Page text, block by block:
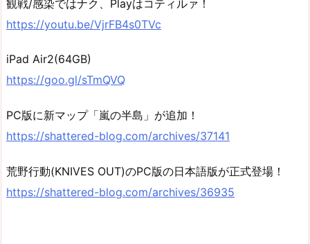
観戦/感染ではナク、Playはコティルァ！
https://youtu.be/VjrFB4s0TVc
iPad Air2(64GB)
https://goo.gl/sTmQVQ
PC版に新マップ「嵐の半島」が追加！
https://shattered-blog.com/archives/37141
荒野行動(KNIVES OUT)のPC版の日本語版が正式登場！
https://shattered-blog.com/archives/36935